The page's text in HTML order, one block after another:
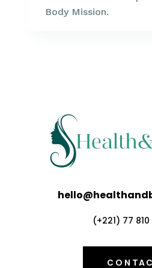
Body Mission.
(+221) 77